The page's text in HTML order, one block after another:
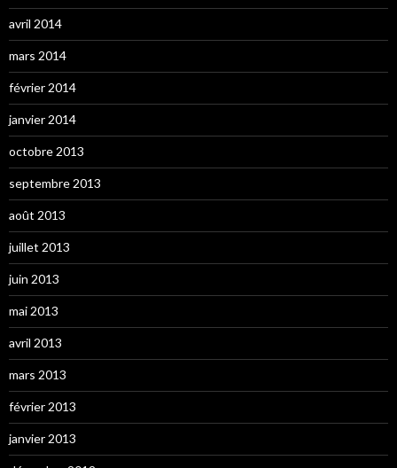
avril 2014
mars 2014
février 2014
janvier 2014
octobre 2013
septembre 2013
août 2013
juillet 2013
juin 2013
mai 2013
avril 2013
mars 2013
février 2013
janvier 2013